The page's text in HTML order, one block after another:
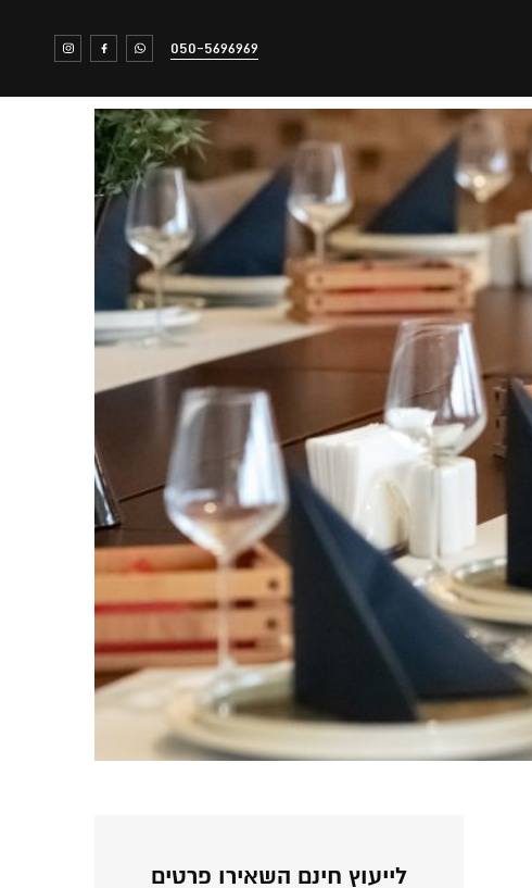
050-5696969
לייעוץ חינם השאירו פרטים